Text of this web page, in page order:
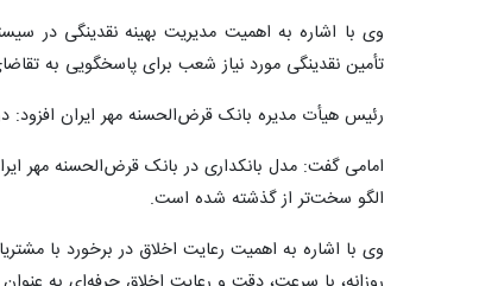
وی با اشاره به اهمیت مدیریت بهینه نقدینگی در
تأمین نقدینگی مورد نیاز شعب برای پاسخگویی به
رئیس هیأت مدیره بانک قرض‌الحسنه مهر ایران افزود:
امامی گفت: مدل بانکداری در بانک قرض‌الحسنه مهر
الگو سخت‌تر از گذشته شده است.
وی با اشاره به اهمیت رعایت اخلاق در برخورد با